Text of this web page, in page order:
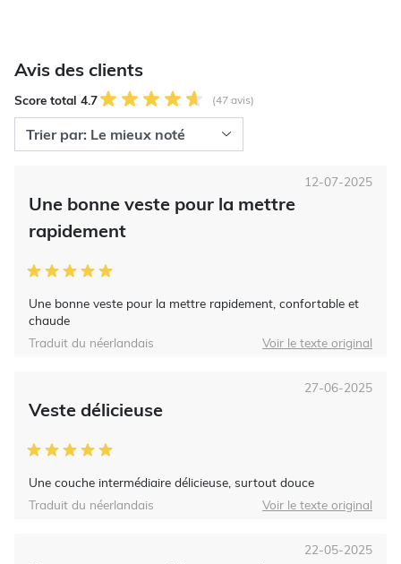
Avis des clients
Score total 4.7 (47 avis)
Une bonne veste pour la mettre
rapidement
Une bonne veste pour la mettre rapidement, confortable et
chaude
12-07-2025
Traduit du néerlandais Voir le texte original
Veste délicieuse
Une couche intermédiaire délicieuse, surtout douce
27-06-2025
Traduit du néerlandais Voir le texte original
22-05-2025